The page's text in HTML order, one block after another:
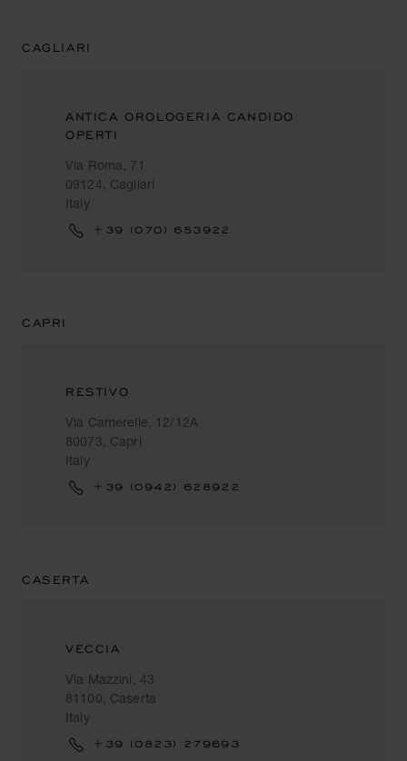
CAGLIARI
ANTICA OROLOGERIA CANDIDO
OPERTI
Via Roma, 71
09124, Cagliari
Italy
+39 (070) 653922
CAPRI
RESTIVO
Via Camerelle, 12/12A
80073, Capri
Italy
+39 (0942) 628922
CASERTA
VECCIA
Via Mazzini, 43
81100, Caserta
Italy
+39 (0823) 279693